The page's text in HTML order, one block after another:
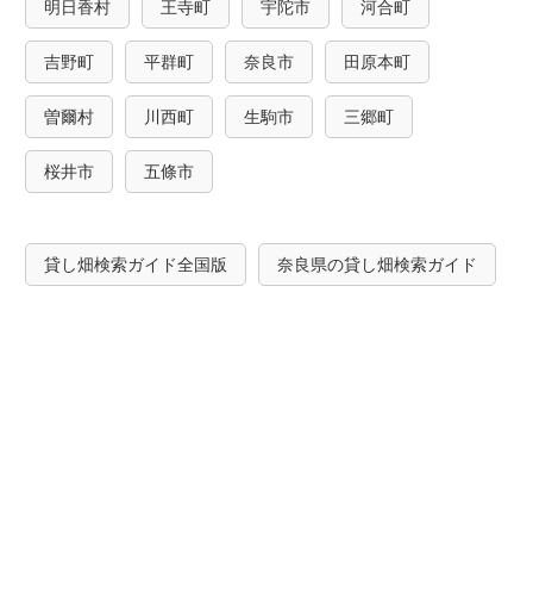
明日香村 王寺町 宇陀市 河合町
吉野町 平群町 奈良市 田原本町
曽爾村 川西町 生駒市 三郷町
桜井市 五條市
貸し畑検索ガイド全国版 奈良県の貸し畑検索ガイド